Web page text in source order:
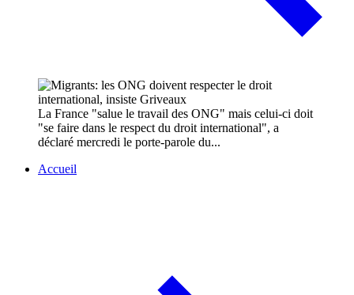
La France "salue le travail des ONG" mais celui-ci doit
"se faire dans le respect du droit international", a
déclaré mercredi le porte-parole du...
Accueil